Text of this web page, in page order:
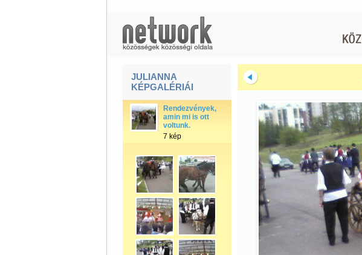
JULIANNA
KÉPGALÉRIÁI
Rendezvények,
amin mi is ott
voltunk.
7 kép